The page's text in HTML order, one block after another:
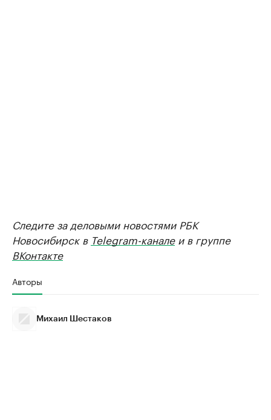
Следите за деловыми новостями РБК
Новосибирск в Telegram-каналеи в группе
ВКонтакте
Авторы
Михаил Шестаков